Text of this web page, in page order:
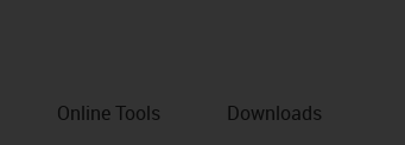
Online Tools Downloads